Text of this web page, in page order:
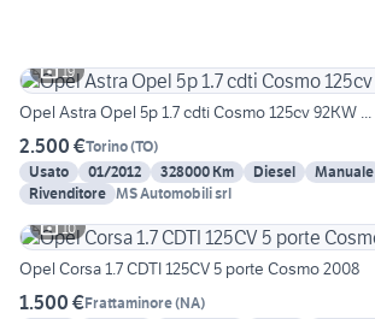
19
Opel Astra Opel 5p 1.7 cdti Cosmo 125cv 92KW ...
2.500 €Torino(TO)
Usato
01/2012 328000 Km Diesel Manuale
Rivenditore MS Automobili srl
10
Opel Corsa 1.7 CDTI 125CV 5 porte Cosmo 2008
1.500 €Frattaminore(NA)